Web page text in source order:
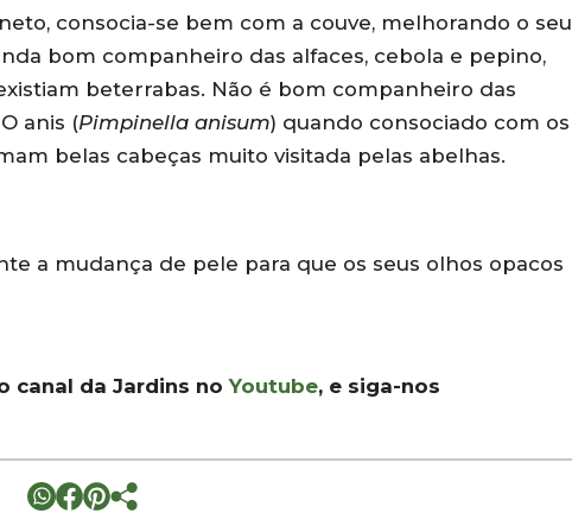
consocia-se bem com a couve, melhorando o seu
bom companheiro das alfaces, cebola e pepino,
beterrabas. Não é bom companheiro das
anis (Pimpinella anisum) quando consociado com os
belas cabeças muito visitada pelas abelhas.
a mudança de pele para que os seus olhos opacos
canal da Jardins noYoutube, e siga-nos